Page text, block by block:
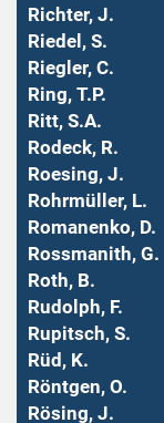
Richter, J.
Riedel, S.
Riegler, C.
Ring, T.P.
Ritt, S.A.
Rodeck, R.
Roesing, J.
Rohrmüller, L.
Romanenko, D.
Rossmanith, G.
Roth, B.
Rudolph, F.
Rupitsch, S.
Rüd, K.
Röntgen, O.
Rösing, J.